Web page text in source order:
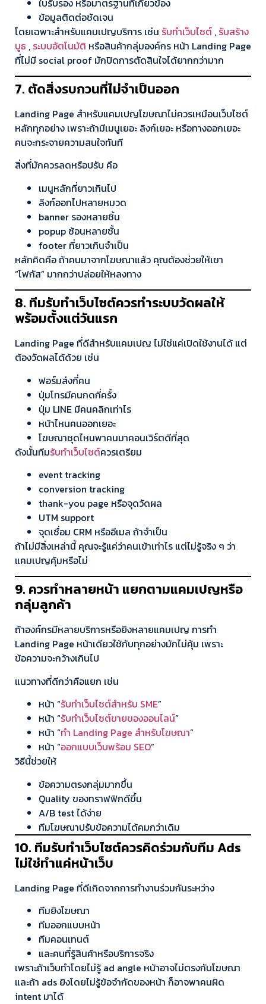
ข้อมูลติดต่อชัดเจน
โดยเฉพาะสำหรับแคมเปญบริการ เช่น รับทำเว็บไซต์ , รับสร้าง
บูธ , ระบบอัตโนมัติ หรือสินค้ากลุ่มองค์กร หน้า Landing Page
ที่ไม่มี social proof มักปิดการตัดสินใจได้ยากกว่ามาก
7. ตัดสิ่งรบกวนที่ไม่จำเป็นออก
Landing Page สำหรับแคมเปญโฆษณาไม่ควรเหมือนเว็บไซต์
หลักทุกอย่าง เพราะถ้ามีเมนูเยอะ ลิงก์เยอะ หรือทางออกเยอะ
คนจะกระจายความสนใจทันที
สิ่งที่มักควรลดหรือปรับ คือ
เมนูหลักที่ยาวเกินไป
ลิงก์ออกไปหลายหมวด
banner รองหลายชิ้น
popup ซ้อนหลายชั้น
footer ที่ยาวเกินจำเป็น
หลักคิดคือ ถ้าคนมาจากโฆษณาแล้ว คุณต้องช่วยให้เขา
“โฟกัส” มากกว่าปล่อยให้หลงทาง
8. ทีมรับทำเว็บไซต์ควรทำระบบวัดผลให้
พร้อมตั้งแต่วันแรก
Landing Page ที่ดีสำหรับแคมเปญ ไม่ใช่แค่เปิดใช้งานได้ แต่
ต้องวัดผลได้ด้วย เช่น
ฟอร์มส่งกี่คน
ปุ่มโทรมีคนกดกี่ครั้ง
ปุ่ม LINE มีคนคลิกเท่าไร
หน้าไหนคนออกเยอะ
โฆษณาชุดไหนพาคนมาคอนเวิร์ตดีที่สุด
ดังนั้นทีมรับทำเว็บไซต์ควรเตรียม
event tracking
conversion tracking
thank-you page หรือจุดวัดผล
UTM support
จุดเชื่อม CRM หรืออีเมล ถ้าจำเป็น
ถ้าไม่มีสิ่งเหล่านี้ คุณจะรู้แค่ว่าคนเข้าเท่าไร แต่ไม่รู้จริง ๆ ว่า
แคมเปญคุ้มหรือไม่
9. ควรทำหลายหน้า แยกตามแคมเปญหรือ
กลุ่มลูกค้า
ถ้าองค์กรมีหลายบริการหรือยิงหลายแคมเปญ การทำ
Landing Page หน้าเดียวใช้กับทุกอย่างมักไม่คุ้ม เพราะ
ข้อความจะกว้างเกินไป
แนวทางที่ดีกว่าคือแยก เช่น
หน้า “รับทำเว็บไซต์สำหรับ SME”
หน้า “รับทำเว็บไซต์ขายของออนไลน์”
หน้า “ทำ Landing Page สำหรับโฆษณา”
หน้า “ออกแบบเว็บพร้อม SEO”
วิธีนี้ช่วยให้
ข้อความตรงกลุ่มมากขึ้น
Quality ของทราฟฟิกดีขึ้น
A/B test ได้ง่าย
ทีมโฆษณาปรับข้อความได้คมกว่าเดิม
10. ทีมรับทำเว็บไซต์ควรคิดร่วมกับทีม Ads
ไม่ใช่ทำแค่หน้าเว็บ
Landing Page ที่ดีเกิดจากการทำงานร่วมกันระหว่าง
ทีมยิงโฆษณา
ทีมออกแบบหน้า
ทีมคอนเทนต์
และคนที่รู้สินค้าหรือบริการจริง
เพราะถ้าเว็บทำโดยไม่รู้ ad angle หน้าอาจไม่ตรงกับโฆษณา
และถ้า ads ยิงโดยไม่รู้ข้อจำกัดของหน้า ก็อาจพาคนผิด
intent มาได้